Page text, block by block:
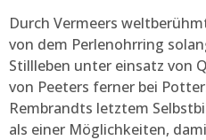
Durch Vermeers
von dem Perlenohrring
Stillleben unter einsatz von
von Peeters ferner bei
Rembrandts letztem
als einer Möglichkeiten,